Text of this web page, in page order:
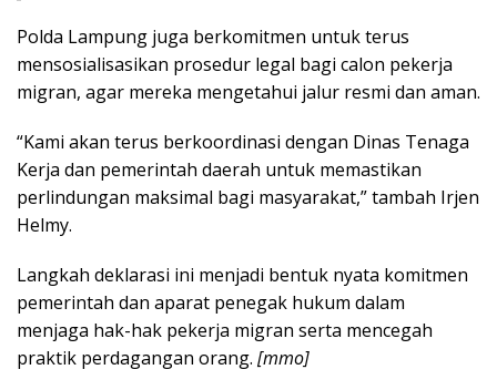
Polda Lampung juga berkomitmen untuk terus
mensosialisasikan prosedur legal bagi calon pekerja
migran, agar mereka mengetahui jalur resmi dan aman.
“Kami akan terus berkoordinasi dengan Dinas Tenaga
Kerja dan pemerintah daerah untuk memastikan
perlindungan maksimal bagi masyarakat,” tambah Irjen
Helmy.
Langkah deklarasi ini menjadi bentuk nyata komitmen
pemerintah dan aparat penegak hukum dalam
menjaga hak-hak pekerja migran serta mencegah
praktik perdagangan orang. [mmo]